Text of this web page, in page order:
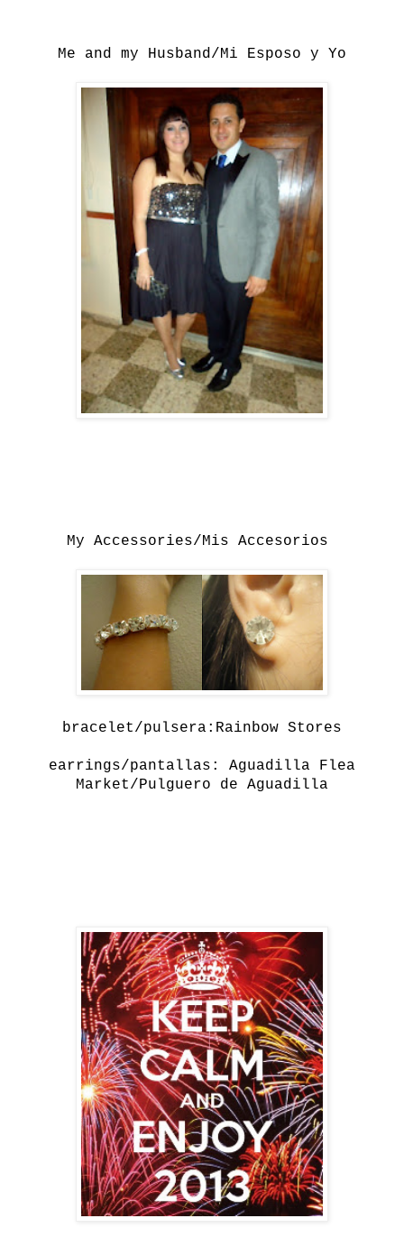
Me and my Husband/Mi Esposo y Yo
My Accessories/Mis Accesorios
bracelet/pulsera:Rainbow Stores
earrings/pantallas: Aguadilla Flea
Market/Pulguero de Aguadilla